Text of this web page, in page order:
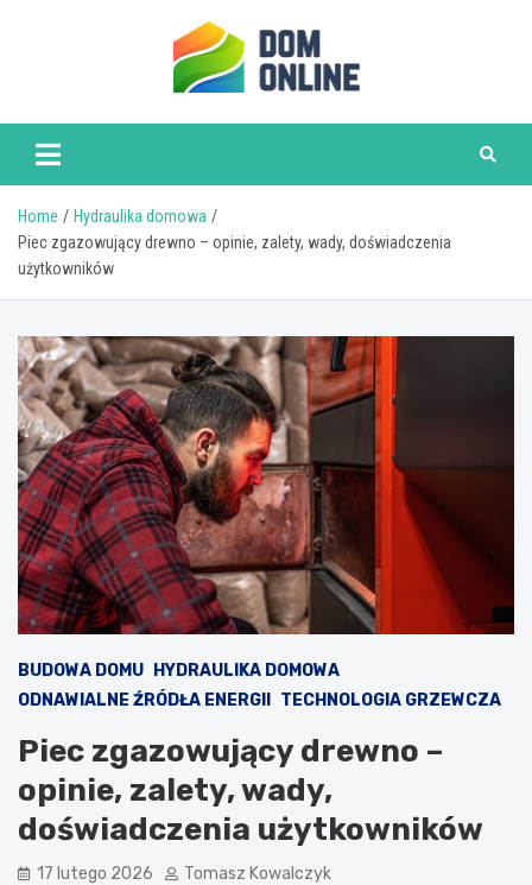
www.domonline.pl
Home
Hydraulika domowa
Piec zgazowujący drewno – opinie, zalety, wady, doświadczenia
użytkowników
BUDOWA DOMU
HYDRAULIKA DOMOWA
ODNAWIALNE ŹRÓDŁA ENERGII
TECHNOLOGIA GRZEWCZA
Piec zgazowujący drewno –
opinie, zalety, wady,
doświadczenia użytkowników
17 lutego 2026 Tomasz Kowalczyk